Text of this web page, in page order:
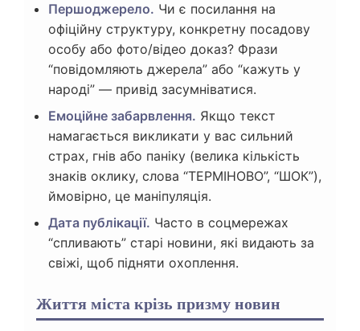
Першоджерело. Чи є посилання на
офіційну структуру, конкретну посадову
особу або фото/відео доказ? Фрази
“повідомляють джерела” або “кажуть у
народі” — привід засумніватися.
Емоційне забарвлення. Якщо текст
намагається викликати у вас сильний
страх, гнів або паніку (велика кількість
знаків оклику, слова “ТЕРМІНОВО”, “ШОК”),
ймовірно, це маніпуляція.
Дата публікації. Часто в соцмережах
“спливають” старі новини, які видають за
свіжі, щоб підняти охоплення.
Життя міста крізь призму новин